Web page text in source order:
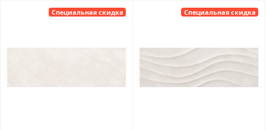
Специальная скидка Специальная скидка